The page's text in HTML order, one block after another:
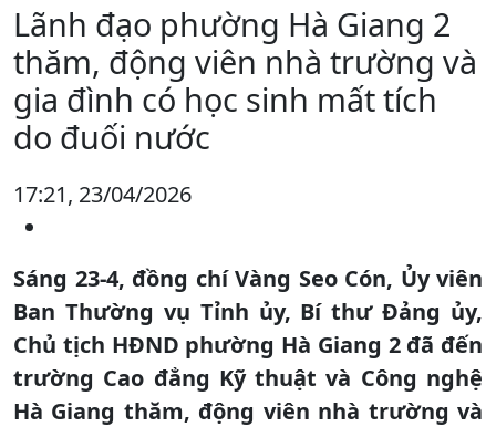
Lãnh đạo phường Hà Giang 2
thăm, động viên nhà trường và
gia đình có học sinh mất tích
do đuối nước
17:21, 23/04/2026
Sáng 23-4, đồng chí Vàng Seo Cón, Ủy viên
Ban Thường vụ Tỉnh ủy, Bí thư Đảng ủy,
Chủ tịch HĐND phường Hà Giang 2 đã đến
trường Cao đẳng Kỹ thuật và Công nghệ
Hà Giang thăm, động viên nhà trường và